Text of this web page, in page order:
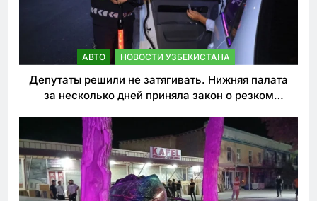
АВТО НОВОСТИ УЗБЕКИСТАНА
Депутаты решили не затягивать. Нижняя палата
за несколько дней приняла закон о резком